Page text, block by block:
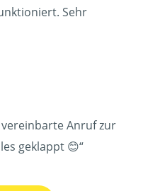
Sehr
Anruf zur
geklappt 😊“